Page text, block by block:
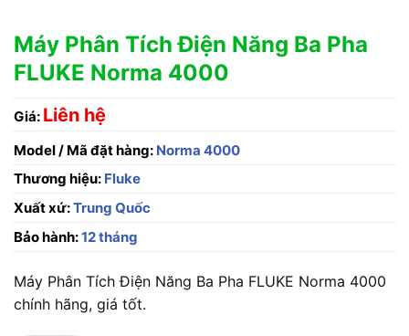
Máy Phân Tích Điện Năng Ba Pha
FLUKE Norma 4000
Giá: Liên hệ
Model / Mã đặt hàng: Norma 4000
Thương hiệu: Fluke
Xuất xứ:Trung Quốc
Bảo hành:12 tháng
Máy Phân Tích Điện Năng Ba Pha FLUKE Norma 4000
chính hãng, giá tốt.